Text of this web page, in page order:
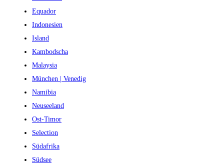
Equador
Indonesien
Island
Kambodscha
Malaysia
München | Venedig
Namibia
Neuseeland
Ost-Timor
Selection
Südafrika
Südsee